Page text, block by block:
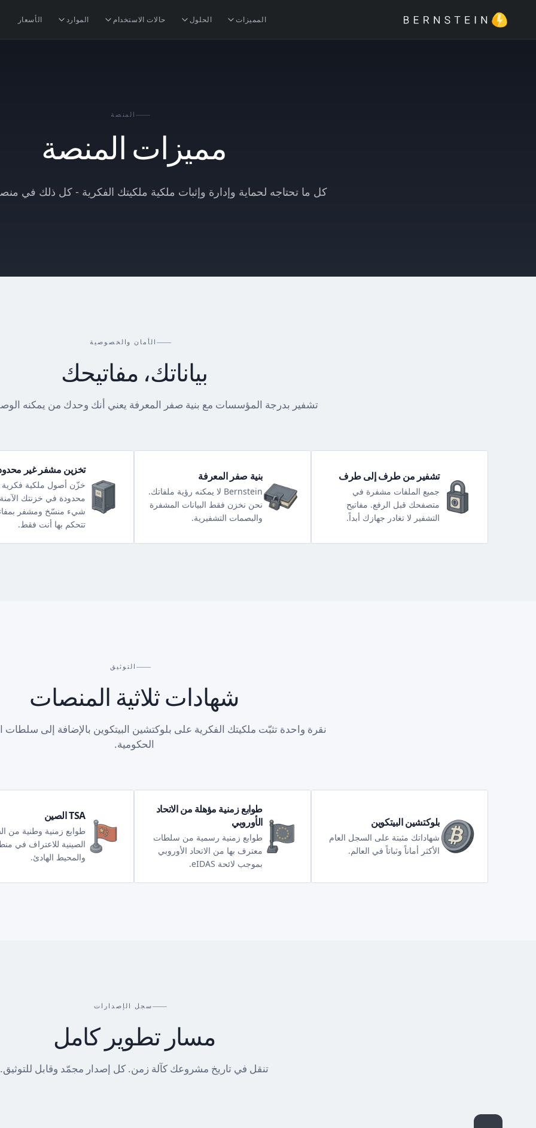
المميزات الحلول حالات الاستخدام الموارد الأسعار
المنصة
مميزات المنصة
كل ما تحتاجه لحماية وإدارة وإثبات ملكية ملكيتك الفكرية - كل ذلك في
الأمان والخصوصية
بياناتك، مفاتيحك
تشفير بدرجة المؤسسات مع بنية صفر المعرفة يعني أنك وحدك من يمكنه
تشفير من طرف إلى طرف
جميع الملفات مشفرة في
متصفحك قبل الرفع. مفاتيح
التشفير لا تغادر جهازك أبداً.
بنية صفر المعرفة
Bernstein لا يمكنه رؤية ملفاتك.
نحن نخزن فقط البيانات المشفرة
والبصمات التشفيرية.
تخزين مشفر غير
خزّن أصول ملكية فكرية
محدودة في خزنتك
شيء منسّخ ومشفر
تتحكم بها أنت فقط.
التوثيق
شهادات ثلاثية المنصات
نقرة واحدة تثبّت ملكيتك الفكرية على بلوكتشين البيتكوين بالإضافة إلى سلطات
الحكومية.
بلوكتشين البيتكوين
شهاداتك مثبتة على السجل العام
الأكثر أماناً وثباتاً في العالم.
طوابع زمنية مؤهلة من الاتحاد
الأوروبي
طوابع زمنية رسمية من سلطات
معترف بها من الاتحاد الأوروبي
بموجب لائحة eIDAS.
TSA الصين
طوابع زمنية وطنية من
الصينية للاعتراف في
والمحيط الهادئ.
سجل الإصدارات
مسار تطوير كامل
تنقل في تاريخ مشروعك كآلة زمن. كل إصدار مجمّد وقابل للتوثيق.